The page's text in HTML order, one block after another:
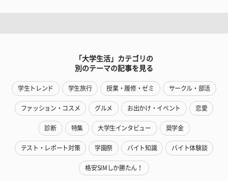
「大学生活」カテゴリの
別のテーマの記事を見る
学生トレンド 学生旅行 授業・履修・ゼミ サークル・部活
ファッション・コスメ グルメ お出かけ・イベント 恋愛
診断 特集 大学生インタビュー 奨学金
テスト・レポート対策 学園祭 バイト知識 バイト体験談
格安SIMしか勝たん！